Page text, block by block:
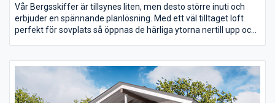
Vår Bergsskiffer är tillsynes liten, men desto större inuti och
erbjuder en spännande planlösning. Med ett väl tilltaget loft
perfekt för sovplats så öppnas de härliga ytorna nertill upp och